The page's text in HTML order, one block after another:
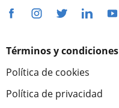
Términos y condiciones
Política de cookies
Política de privacidad